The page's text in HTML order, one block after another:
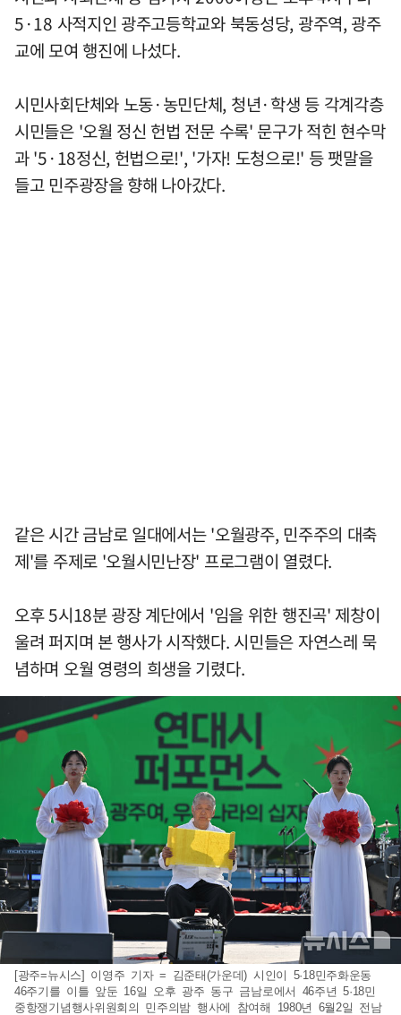
5·18 사적지인 광주고등학교와 북동성당, 광주역, 광주
교에 모여 행진에 나섰다.
시민사회단체와 노동·농민단체, 청년·학생 등 각계각층
시민들은 '오월 정신 헌법 전문 수록' 문구가 적힌 현수막
과 '5·18정신, 헌법으로!', '가자! 도청으로!' 등 팻말을
들고 민주광장을 향해 나아갔다.
같은 시간 금남로 일대에서는 '오월광주, 민주주의 대축
제'를 주제로 '오월시민난장' 프로그램이 열렸다.
오후 5시18분 광장 계단에서 '임을 위한 행진곡' 제창이
울려 퍼지며 본 행사가 시작했다. 시민들은 자연스레 묵
념하며 오월 영령의 희생을 기렸다.
[광주=뉴시스] 이영주 기자 = 김준태(가운데) 시인이 5·18민주화운동
46주기를 이틀 앞둔 16일 오후 광주 동구 금남로에서 46주년 5·18민
중항쟁기념행사위원회의 민주의밤 행사에 참여해 1980년 6월2일 전남